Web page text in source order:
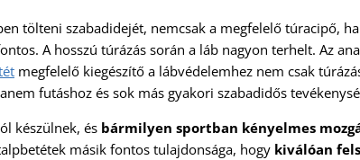
tölteni szabadidejét, nemcsak a megfelelő túracipő,
A hosszú túrázás során a láb nagyon terhelt. Az
megfelelő kiegészítő a lábvédelemhez nem csak
futáshoz és sok más gyakori szabadidős
készülnek, és bármilyen sportban kényelmes
másik fontos tulajdonsága, hogy kiválóan